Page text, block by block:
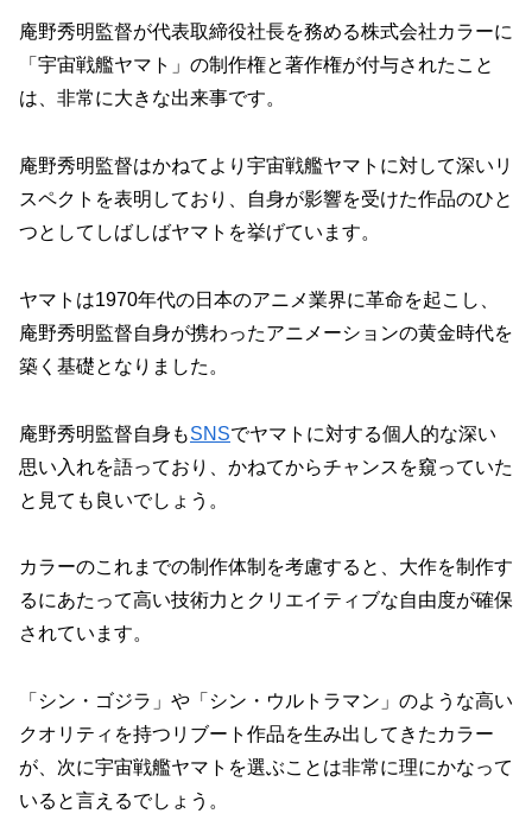
庵野秀明監督が代表取締役社長を務める株式会社カラーに
「宇宙戦艦ヤマト」の制作権と著作権が付与されたこと
は、非常に大きな出来事です。
庵野秀明監督はかねてより宇宙戦艦ヤマトに対して深いリ
スペクトを表明しており、自身が影響を受けた作品のひと
つとしてしばしばヤマトを挙げています。
ヤマトは1970年代の日本のアニメ業界に革命を起こし、
庵野秀明監督自身が携わったアニメーションの黄金時代を
築く基礎となりました。
庵野秀明監督自身もSNSでヤマトに対する個人的な深い
思い入れを語っており、かねてからチャンスを窺っていた
と見ても良いでしょう。
カラーのこれまでの制作体制を考慮すると、大作を制作す
るにあたって高い技術力とクリエイティブな自由度が確保
されています。
「シン・ゴジラ」や「シン・ウルトラマン」のような高い
クオリティを持つリブート作品を生み出してきたカラー
が、次に宇宙戦艦ヤマトを選ぶことは非常に理にかなって
いると言えるでしょう。